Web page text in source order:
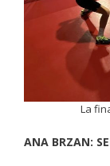
La
ANA BRZAN: